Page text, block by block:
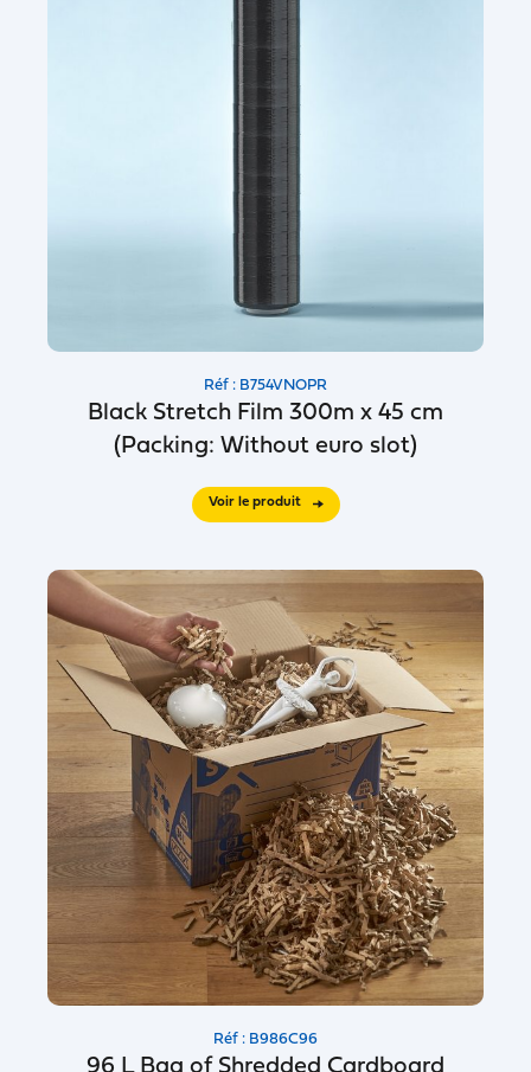
Réf : B754VNOPR
Black Stretch Film 300m x 45 cm
(Packing: Without euro slot)
Voir le produit
Réf : B986C96
96 L Bag of Shredded Cardboard